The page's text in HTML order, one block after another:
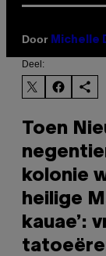
Door Michelle
Deel:
Toen
kolonie
heilige
kauae’: